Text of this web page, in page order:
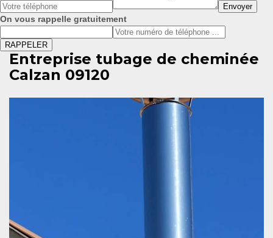
On vous rappelle gratuitement
Entreprise tubage de cheminée
Calzan 09120